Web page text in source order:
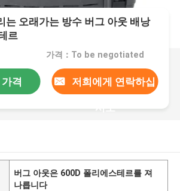
는 오래가는 방수 버그 아웃 배낭
르
가격：To be negotiated
격 저희에게 연락하십
시오
버그 아웃은 600D 폴리에스테르를 져
나릅니다